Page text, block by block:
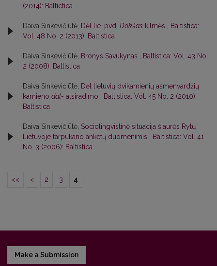
(2014): Baltictica
Daiva Sinkevičiūtė, Dėl lie. pvd. Dõkšas kilmės
Baltistica:
Vol. 48 No. 2 (2013): Baltistica
Daiva Sinkevičiūtė, Bronys Savukynas
Baltistica: Vol. 43 No.
2 (2008): Baltistica
Daiva Sinkevičiūtė, Dėl lietuvių dvikamienių asmenvardžių
kamieno dal- atsiradimo
Baltistica: Vol. 45 No. 2 (2010):
Baltistica
Daiva Sinkevičiūtė, Sociolingvistinė situacija šiaurės Rytų
Lietuvoje tarpukario anketų duomenimis
Baltistica: Vol. 41
No. 3 (2006): Baltistica
<< < 2 3 4
Make a Submission